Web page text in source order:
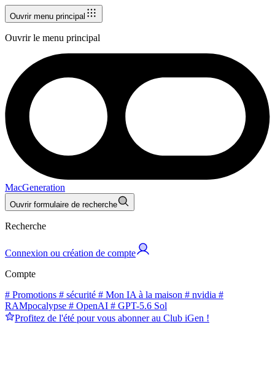
Ouvrir menu principal
Ouvrir le menu principal
MacGeneration
Ouvrir formulaire de recherche
Recherche
Connexion ou création de compte
Compte
# Promotions # sécurité # Mon IA à la maison # nvidia #
RAMpocalypse # OpenAI # GPT-5.6 Sol
Profitez de l'été pour vous abonner au Club iGen !